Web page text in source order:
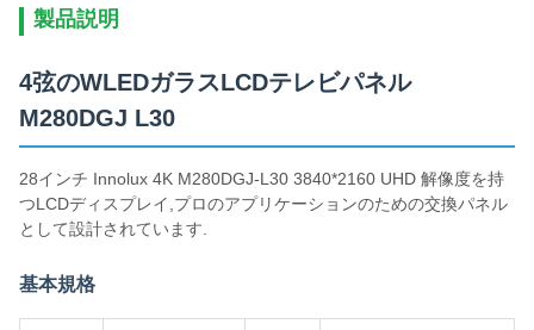
製品説明
4弦のWLEDガラスLCDテレビパネル
M280DGJ L30
28インチ Innolux 4K M280DGJ-L30 3840*2160 UHD 解像度を持
つLCDディスプレイ,プロのアプリケーションのための交換パネル
として設計されています.
基本規格